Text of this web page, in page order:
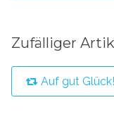
Zufälliger
Auf gut Glück!